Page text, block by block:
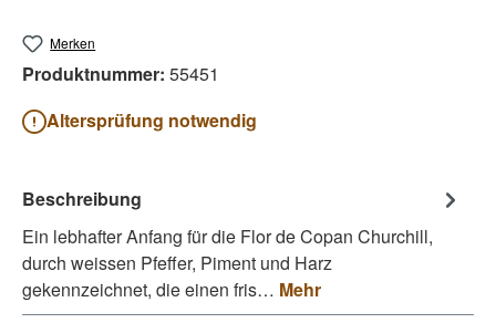
Merken
Produktnummer: 55451
Altersprüfung notwendig
Beschreibung
Ein lebhafter Anfang für die Flor de Copan Churchill,
durch weissen Pfeffer, Piment und Harz
gekennzeichnet, die einen fris… Mehr